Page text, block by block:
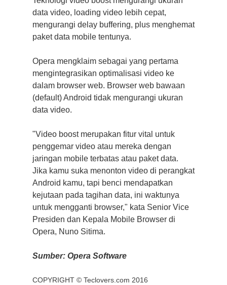
data video, loading video lebih cepat,
mengurangi delay buffering, plus menghemat
paket data mobile tentunya.
Opera mengklaim sebagai yang pertama
mengintegrasikan optimalisasi video ke
dalam browser web. Browser web bawaan
(default) Android tidak mengurangi ukuran
data video.
"Video boost merupakan fitur vital untuk
penggemar video atau mereka dengan
jaringan mobile terbatas atau paket data.
Jika kamu suka menonton video di perangkat
Android kamu, tapi benci mendapatkan
kejutaan pada tagihan data, ini waktunya
untuk mengganti browser," kata Senior Vice
Presiden dan Kepala Mobile Browser di
Opera, Nuno Sitima.
Sumber: Opera Software
COPYRIGHT © Teclovers.com 2016